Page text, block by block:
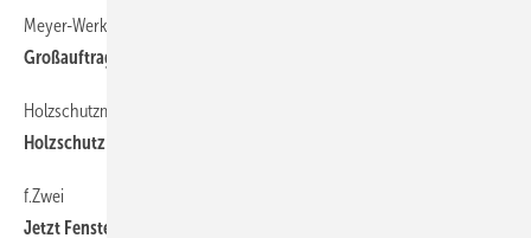
Meyer-Werke saniert 1000 Wohnungen
Großauftrag für Regel-air
Holzschutzmatrix vom BPH zeigt
Holzschutz ohne Biozide möglich
f.Zwei
Jetzt Fenster clever tragen